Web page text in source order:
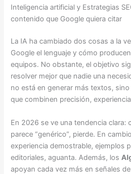
Inteligencia artificial y Estrategias
contenido que Google quiera citar
La IA ha cambiado dos cosas a la
Google el lenguaje y cómo
equipos. No obstante, el objetivo
resolver mejor que nadie una
no está en generar más textos,
que combinen precisión,
En 2026 se ve una tendencia clara:
parece “genérico”, pierde. En
experiencia demostrable, ejemplos
editoriales, aguanta. Además, los
apoyan cada vez más en señales